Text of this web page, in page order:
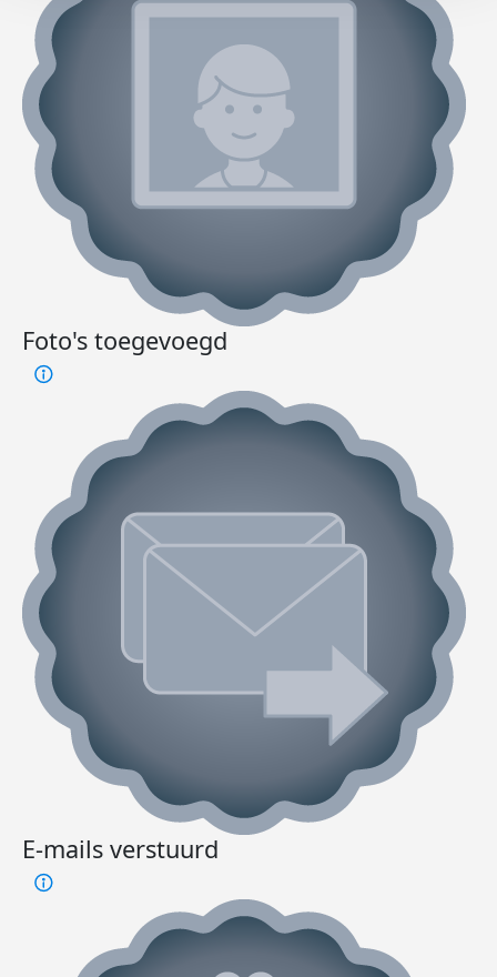
Foto's toegevoegd
E-mails verstuurd